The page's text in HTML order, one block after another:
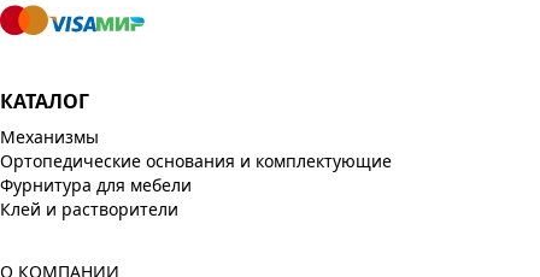
КАТАЛОГ
Механизмы
Ортопедические основания и комплектующие
Фурнитура для мебели
Клей и растворители
О КОМПАНИИ